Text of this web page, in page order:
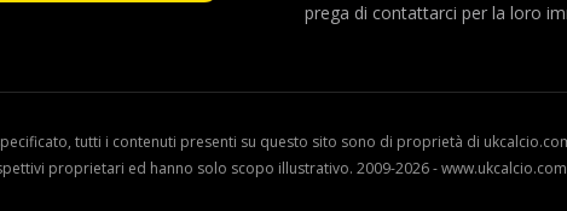
prega di contattarci per la loro
tutti i contenuti presenti su questo sito sono di proprietà di
proprietari ed hanno solo scopo illustrativo. 2009-2026 - www.ukcalcio.com